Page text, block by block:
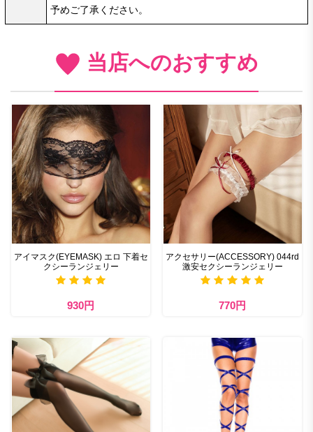
予めご了承ください。
当店へのおすすめ
アイマスク(EYEMASK) エロ 下着セ
クシーランジェリー
930円
アクセサリー(ACCESSORY) 044rd
激安セクシーランジェリー
770円